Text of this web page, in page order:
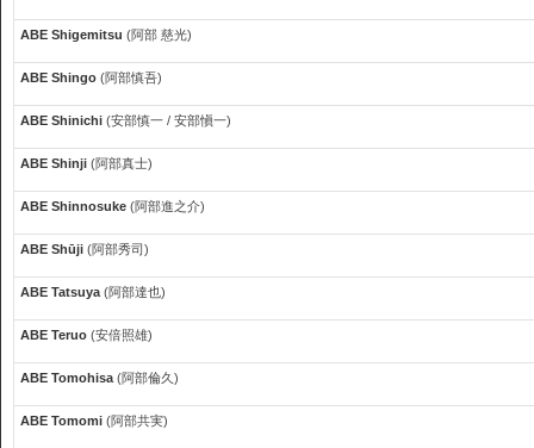
ABE Shigemitsu (阿部 慈光)
ABE Shingo (阿部慎吾)
ABE Shinichi (安部慎一 / 安部愼一)
ABE Shinji (阿部真士)
ABE Shinnosuke (阿部進之介)
ABE Shūji (阿部秀司)
ABE Tatsuya (阿部達也)
ABE Teruo (安倍照雄)
ABE Tomohisa (阿部倫久)
ABE Tomomi (阿部共実)